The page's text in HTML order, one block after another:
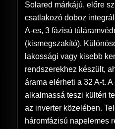
Solared márkájú, előre
csatlakozó doboz
A-es, 3 fázisú
(kismegszakító).
lakossági vagy kisebb
rendszerekhez készült,
árama elérheti a 32 A-t.
alkalmassá teszi kültéri
az inverter közelében.
háromfázisú napelemes